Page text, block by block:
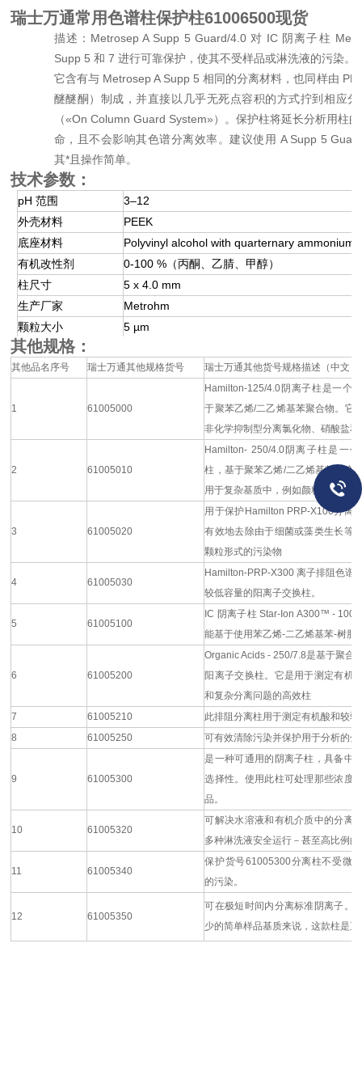
瑞士万通常用色谱柱保护柱61006500现货
描述：Metrosep A Supp 5 Guard/4.0 对 IC 阴离子柱
Supp 5 和 7 进行可靠保护，使其不受样品或淋洗液的污染。
它含有与 Metrosep A Supp 5 相同的分离材料，也同样由
醚醚酮）制成，并直接以几乎无死点容积的方式拧到相应分
（«On Column Guard System»）。保护柱将延长分析用柱
命，且不会影响其色谱分离效率。建议使用 A Supp 5
其*且操作简单。
技术参数：
pH 范围
3–12
外壳材料
PEEK
底座材料
Polyvinyl alcohol with quarternary ammonium
有机改性剂
0-100 %（丙酮、乙腈、甲醇）
柱尺寸
5 x 4.0 mm
生产厂家
Metrohm
颗粒大小
5 µm
其他规格：
其他品名序号 瑞士万通其他规格货号 瑞士万通其他货号规格描述（中文）
1 61005000
Hamilton-125/4.0阴离子柱是一个
于聚苯乙烯/二乙烯基苯聚合物。它
非化学抑制型分离氯化物、硝酸盐
2 61005010
Hamilton- 250/4.0阴离子柱是一
柱，基于聚苯乙烯/二乙烯基苯聚合
用于复杂基质中，例如颜料
3 61005020
用于保护Hamilton PRP-X100分离
有效地去除由于细菌或藻类生长等
颗粒形式的污染物
4 61005030
Hamilton-PRP-X300 离子排阻色谱
较低容量的阳离子交换柱。
5 61005100
IC 阴离子柱 Star-Ion A300™ - 100/
能基于使用苯乙烯-二乙烯基苯-树脂
6 61005200
Organic Acids - 250/7.8是基于聚合
阳离子交换柱。它是用于测定有机
和复杂分离问题的高效柱
7
61005210
此排阻分离柱用于测定有机酸和较
8
61005250 可有效清除污染并保护用于分析的分
9 61005300
是一种可通用的阴离子柱，具备中
选择性。使用此柱可处理那些浓度
品。
10 61005320
可解决水溶液和有机介质中的分离
多种淋洗液安全运行－甚至高比例
11 61005340
保护货号61005300分离柱不受微
的污染。
12 61005350
可在极短时间内分离标准阴离子。
少的简单样品基质来说，这款柱是